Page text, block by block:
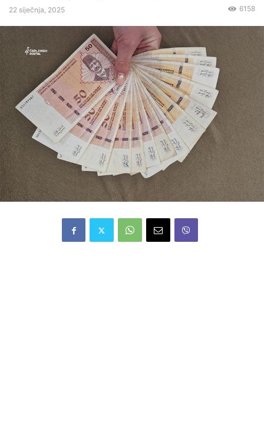
22 siječnja, 2025 6158